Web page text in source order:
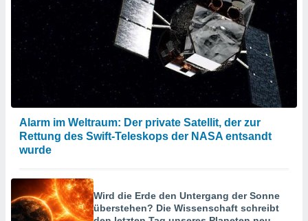
Alarm im Weltraum: Der private Satellit, der zur
Rettung des Swift-Teleskops der NASA entsandt
wurde
Wird die Erde den Untergang der Sonne
überstehen? Die Wissenschaft schreibt